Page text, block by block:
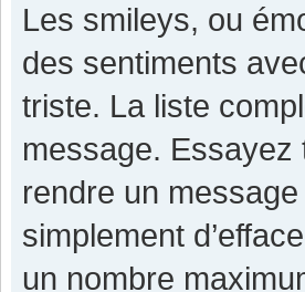
Les smileys, ou
des sentiments
triste. La liste
message. Essayez
rendre un
simplement
un nombre